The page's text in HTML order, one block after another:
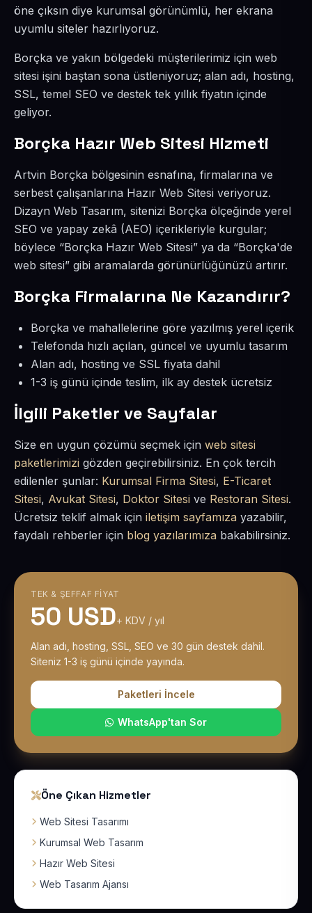
öne çıksın diye kurumsal görünümlü, her ekrana
uyumlu siteler hazırlıyoruz.
Borçka ve yakın bölgedeki müşterilerimiz için web
sitesi işini baştan sona üstleniyoruz; alan adı, hosting,
SSL, temel SEO ve destek tek yıllık fiyatın içinde
geliyor.
Borçka Hazır Web Sitesi Hizmeti
Artvin Borçka bölgesinin esnafına, firmalarına ve
serbest çalışanlarına Hazır Web Sitesi veriyoruz.
Dizayn Web Tasarım, sitenizi Borçka ölçeğinde yerel
SEO ve yapay zekâ (AEO) içerikleriyle kurgular;
böylece “Borçka Hazır Web Sitesi” ya da “Borçka'de
web sitesi” gibi aramalarda görünürlüğünüzü artırır.
Borçka Firmalarına Ne Kazandırır?
Borçka ve mahallelerine göre yazılmış yerel içerik
Telefonda hızlı açılan, güncel ve uyumlu tasarım
Alan adı, hosting ve SSL fiyata dahil
1-3 iş günü içinde teslim, ilk ay destek ücretsiz
İlgili Paketler ve Sayfalar
Size en uygun çözümü seçmek için web sitesi
paketlerimizi gözden geçirebilirsiniz. En çok tercih
edilenler şunlar: Kurumsal Firma Sitesi, E-Ticaret
Sitesi, Avukat Sitesi, Doktor Sitesi ve Restoran Sitesi.
Ücretsiz teklif almak için iletişim sayfamıza yazabilir,
faydalı rehberler için blog yazılarımıza bakabilirsiniz.
TEK & ŞEFFAF FIYAT
50 USD+ KDV / yıl
Alan adı, hosting, SSL, SEO ve 30 gün destek dahil.
Siteniz 1-3 iş günü içinde yayında.
Paketleri İncele
WhatsApp'tan Sor
Öne Çıkan Hizmetler
Web Sitesi Tasarımı
Kurumsal Web Tasarım
Hazır Web Sitesi
Web Tasarım Ajansı